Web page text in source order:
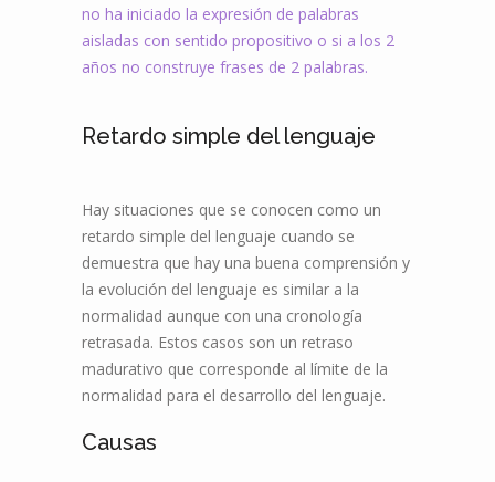
no ha iniciado la expresión de palabras
aisladas con sentido propositivo o si a los 2
años no construye frases de 2 palabras.
Retardo simple del lenguaje
Hay situaciones que se conocen como un
retardo simple del lenguaje cuando se
demuestra que hay una buena comprensión y
la evolución del lenguaje es similar a la
normalidad aunque con una cronología
retrasada. Estos casos son un retraso
madurativo que corresponde al límite de la
normalidad para el desarrollo del lenguaje.
Causas